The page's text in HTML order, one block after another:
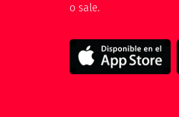
o sale.